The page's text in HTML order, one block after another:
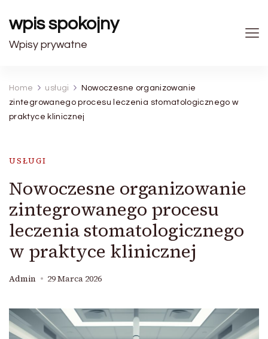
wpis spokojny
Wpisy prywatne
Home usługi
Nowoczesne organizowanie
zintegrowanego procesu leczenia stomatologicznego w
praktyce klinicznej
USŁUGI
Nowoczesne organizowanie
zintegrowanego procesu
leczenia stomatologicznego
w praktyce klinicznej
Admin 29 Marca 2026